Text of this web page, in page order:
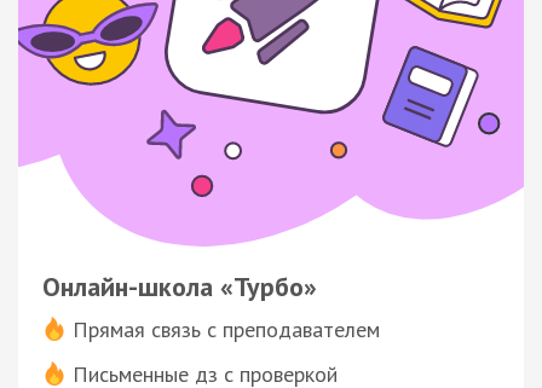
Онлайн-школа «Турбо»
Прямая связь с преподавателем
Письменные дз с проверкой